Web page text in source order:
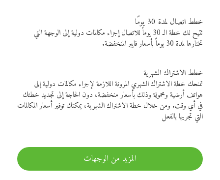
خطط اتصال لمدة 30 يومًا
تتيح لك خطة الـ 30 يوماً للاتصال إجراء مكالمات دولية إلى الوجهة التي
تختارها لمدة 30 يوماً بأسعار فايبر المنخفضة.
خطط الاشتراك الشهرية
تمنحك خطة الاشتراك الشهري المرونة اللازمة لإجراء مكالمات دولية إلى
هواتف أرضية ومحمولة وذلك بأسعار منخفضة، دون الحاجة إلى تجديد خطتك
في أي وقت. ومن خلال خطة الاشتراك الشهرية، يمكنك توفير أسعار المكالمات
التي تجريها بالفعل
المزيد من الوجهات